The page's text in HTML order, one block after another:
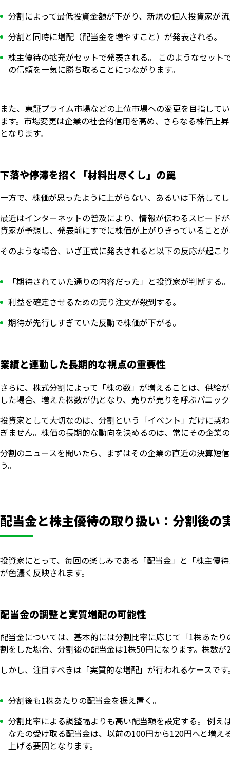
分割によって最低投資金額が下がり、新規の個人投資家が
分割と同時に増配（配当金を増やすこと）が発表される。
株主優待の拡充がセットで発表される。 このようなセッ
の信頼を一気に勝ち取ることにつながります。
また、東証プライム市場などの上位市場への変更を目指し
ます。市場変更は企業の社会的信用を高め、さらなる株価上
となります。
下落や停滞を招く「材料出尽くし」の罠
一方で、株価が思ったように上がらない、あるいは下落して
最近はインターネットの普及により、情報が伝わるスピード
資家が予想し、発表前にすでに株価が上がりきっていること
そのような場合、いざ正式に発表されると以下の反応が起こ
「期待されていた通りの内容だった」と投資家が判断する。
利益を確定させるための売り注文が殺到する。
期待が先行しすぎていた反動で株価が下がる。
業績と連動した長期的な視点の重要性
さらに、株式分割によって「株の数」が増えることは、供給
した場合、増えた株数が仇となり、売りが売りを呼ぶパニッ
投資家として大切なのは、分割という「イベント」だけに惑
ぎません。株価の長期的な動向を決めるのは、常にその企業
分割のニュースを聞いたら、まずはその企業の直近の決算短
う。
配当金と株主優待の取り扱い：分割後の
投資家にとって、毎回の楽しみである「配当金」と「株主優
が色濃く反映されます。
配当金の調整と実質増配の可能性
配当金については、基本的には分割比率に応じて「1株あた
割をした場合、分割後の配当金は1株50円になります。株数
しかし、注目すべきは「実質的な増配」が行われるケースです
分割後も1株あたりの配当金を据え置く。
分割比率による調整幅よりも高い配当額を設定する。 例
なたの受け取る配当金は、以前の100円から120円へと増
上げる要因となります。